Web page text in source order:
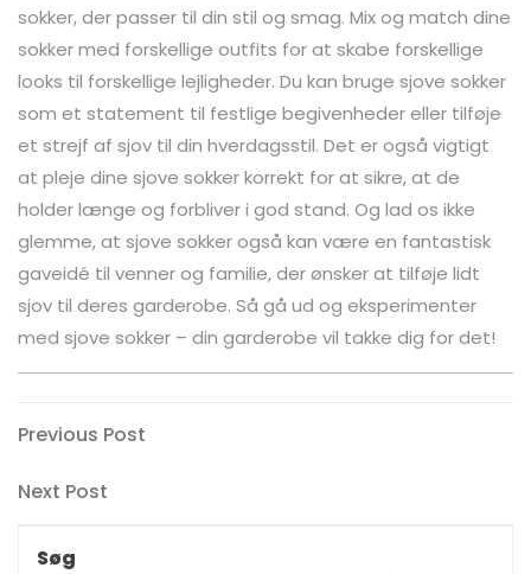
sokker, der passer til din stil og smag. Mix og match dine
sokker med forskellige outfits for at skabe forskellige
looks til forskellige lejligheder. Du kan bruge sjove sokker
som et statement til festlige begivenheder eller tilføje
et strejf af sjov til din hverdagsstil. Det er også vigtigt
at pleje dine sjove sokker korrekt for at sikre, at de
holder længe og forbliver i god stand. Og lad os ikke
glemme, at sjove sokker også kan være en fantastisk
gaveidé til venner og familie, der ønsker at tilføje lidt
sjov til deres garderobe. Så gå ud og eksperimenter
med sjove sokker – din garderobe vil takke dig for det!
Indlægsnavigation
Previous
Previous Post
Next
Next Post
Søg